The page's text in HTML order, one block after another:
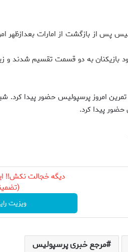
پس از بازگشت از امارات بعدازظهر
بازيكنان به دو قسمت تقسيم شدند و
حضور پيدا كرد.
دیگه خجالت نکش‼️
ویزیت
مرجع خبری پرسپولیس